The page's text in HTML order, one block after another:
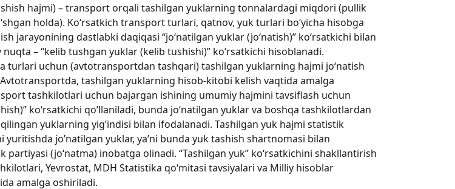
hajmi) – transport orqali tashilgan yuklarning tonnalardagi miqdori (pullik
holda). Ko‘rsatkich transport turlari, qatnov, yuk turlari bo‘yicha hisobga
jarayonining dastlabki daqiqasi “jo‘natilgan yuklar (jo‘natish)” ko‘rsatkichi bilan
– “kelib tushgan yuklar (kelib tushishi)” ko‘rsatkichi hisoblanadi.
turlari uchun (avtotransportdan tashqari) tashilgan yuklarning hajmi jo‘natish
tashilgan yuklarning hisob-kitobi kelish vaqtida amalga
tashkilotlari uchun bajargan ishining umumiy hajmini tavsiflash uchun
ko‘rsatkichi qoʼllaniladi, bunda jo‘natilgan yuklar va boshqa tashkilotlardan
yuklarning yigʼindisi bilan ifodalanadi. Tashilgan yuk hajmi statistik
yuritishda joʼnatilgan yuklar, yaʼni bunda yuk tashish shartnomasi bilan
partiyasi (jo‘natma) inobatga olinadi. “Tashilgan yuk” ko‘rsatkichini shakllantirish
Yevrostat, MDH Statistika qo‘mitasi tavsiyalari va Milliy hisoblar
amalga oshiriladi.